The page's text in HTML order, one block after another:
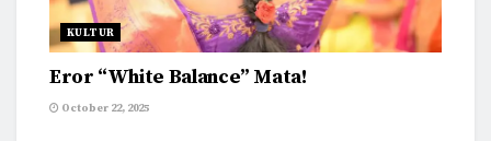
KULTUR
Eror “White Balance” Mata!
October 22, 2025